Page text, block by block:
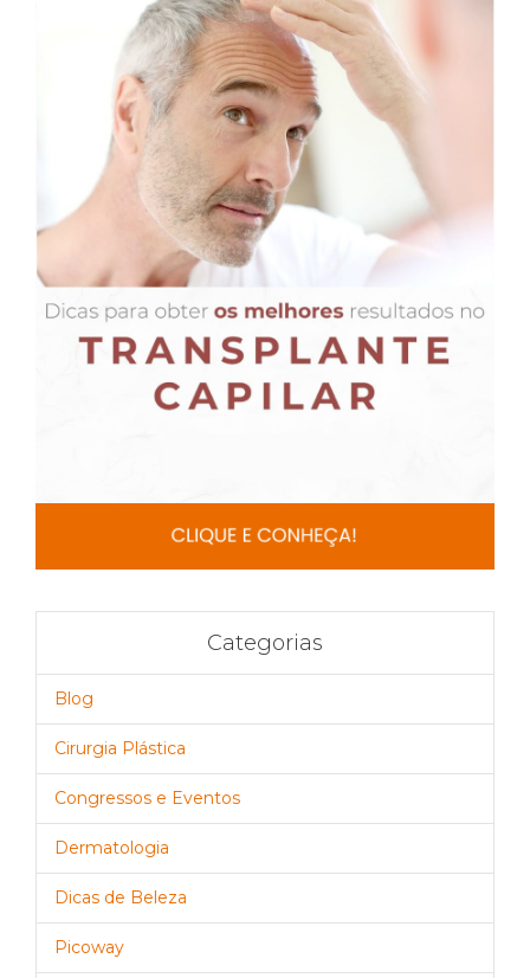
Categorias
Blog
Cirurgia Plástica
Congressos e Eventos
Dermatologia
Dicas de Beleza
Picoway